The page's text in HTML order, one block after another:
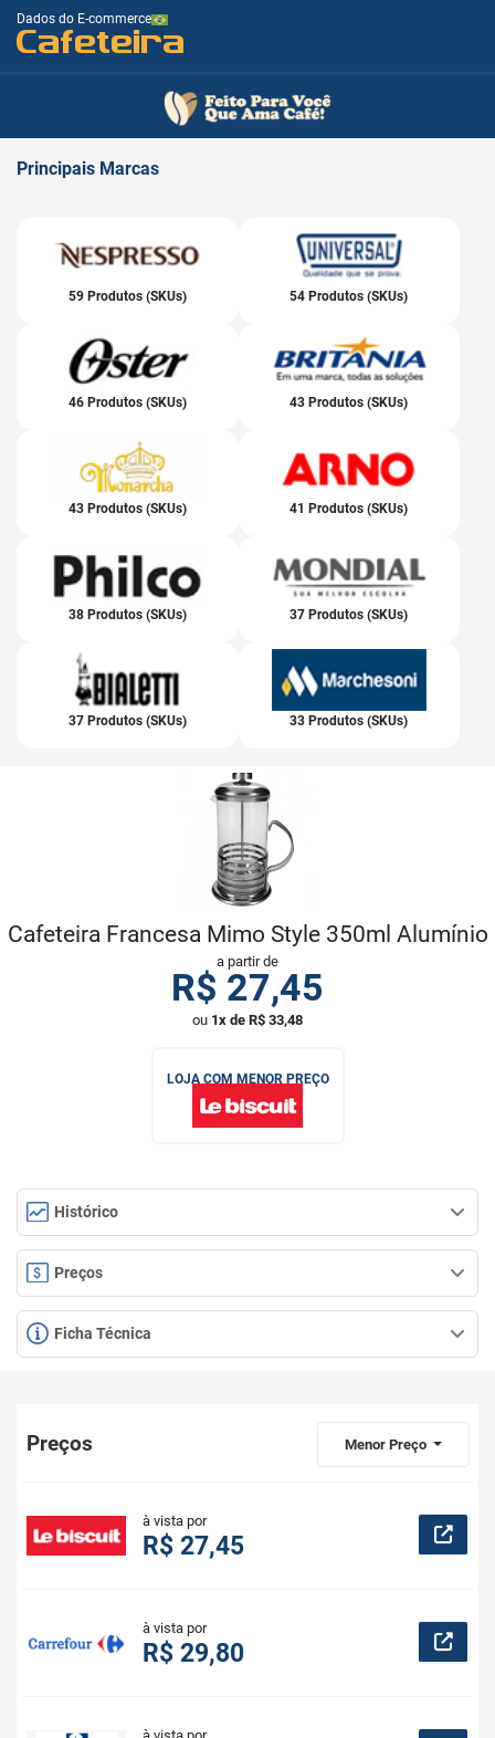
Dados do E-commerce
Cafeteira
Principais Marcas
59 Produtos (SKUs) 54 Produtos (SKUs)
46 Produtos (SKUs) 43 Produtos (SKUs)
43 Produtos (SKUs) 41 Produtos (SKUs)
38 Produtos (SKUs) 37 Produtos (SKUs)
37 Produtos (SKUs) 33 Produtos (SKUs)
Cafeteira Francesa Mimo Style 350ml Alumínio
a partir de
R$ 27,45
ou 1x de R$ 33,48
LOJA COM MENOR PREÇO
Histórico
Preços
Ficha Técnica
Preços Menor Preço
à vista por
R$ 27,45
à vista por
R$ 29,80